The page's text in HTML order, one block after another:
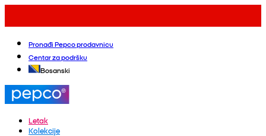
Pronađi Pepco prodavnicu
Centar za podršku
Bosanski
Letak
Kolekcije